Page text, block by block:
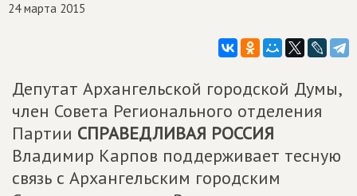
24 марта 2015
Депутат Архангельской городской Думы,
член Совета Регионального отделения
Партии СПРАВЕДЛИВАЯ РОССИЯ
Владимир Карпов поддерживает тесную
связь с Архангельским городским